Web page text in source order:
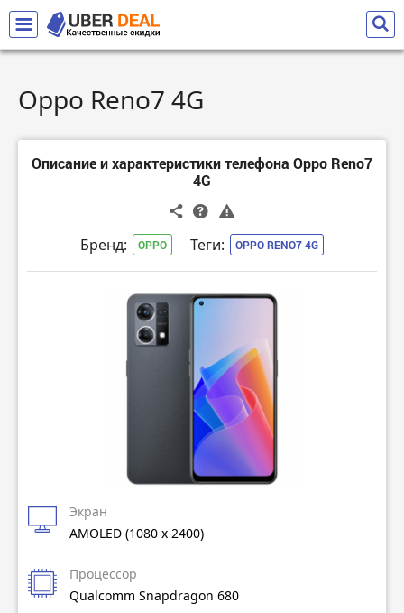
Oppo Reno7 4G
Описание и характеристики телефона Oppo Reno7
4G
Бренд: OPPO Теги: OPPO RENO7 4G
Экран
AMOLED (1080 x 2400)
Процессор
Qualcomm Snapdragon 680